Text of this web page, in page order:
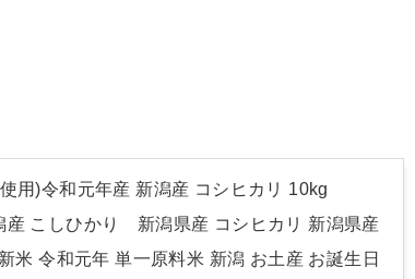
用)令和元年産 新潟産 コシヒカリ 10kg
産 こしひかり 新潟県産 コシヒカリ 新潟県産
米 令和元年 単一原料米 新潟 お土産 お誕生日